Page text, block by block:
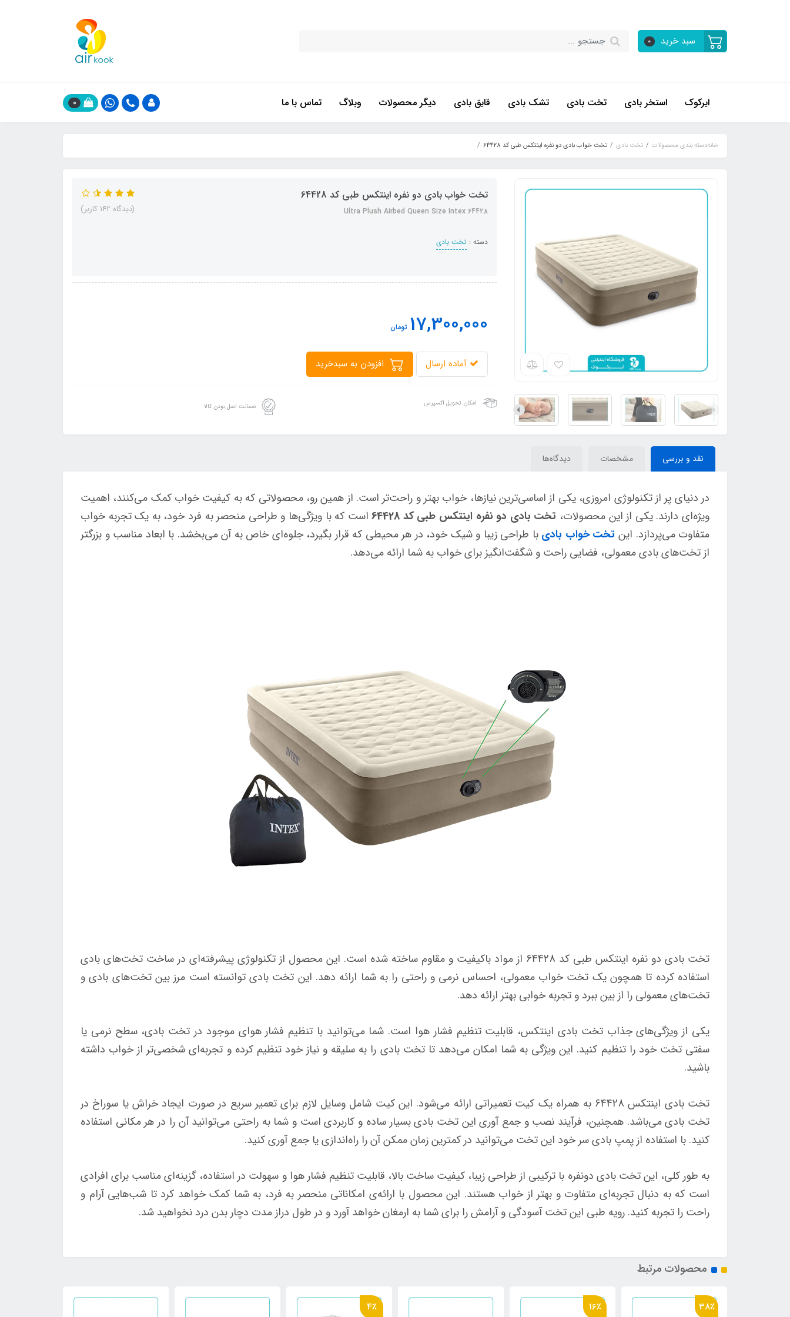
سبد خرید 0
ایرکوک استخر بادی تخت بادی تشک بادی قایق بادی دیگر محصولات وبلاگ تماس با ما 0
خانهدسته بندی محصولات تخت بادی تخت خواب بادی دو نفره اینتکس طبی کد 64428
تخت خواب بادی دو نفره اینتکس طبی کد 64428
Ultra Plush Airbed Queen Size Intex 64428
دسته : تخت بادی
(دیدگاه 142 کاربر)
17,300,000 تومان
آماده ارسال
امکان تحویل اکسپرس ضمانت اصل بودن کالا
نقد و بررسی مشخصات دیدگاه‌ها
در دنیای پر از تکنولوژی امروزی، یکی از اساسی‌ترین نیازها، خواب بهتر و راحت‌تر است. از همین رو، محصولاتی که به کیفیت خواب کمک می‌کنند، اهمیت
ویژه‌ای دارند. یکی از این محصولات، تخت بادی دو نفره اینتکس طبی کد 64428
است که با ویژگی‌ها و طراحی منحصر به فرد خود، به یک تجربه خواب
متفاوت می‌پردازد. این تخت خواب بادی با طراحی زیبا و شیک خود، در هر محیطی که قرار بگیرد، جلوه‌ای خاص به آن می‌بخشد. با ابعاد مناسب و بزرگتر
از تخت‌های بادی معمولی، فضایی راحت و شگفت‌انگیز برای خواب به شما ارائه می‌دهد.
تخت بادی دو نفره اینتکس طبی کد 64428 از مواد باکیفیت و مقاوم ساخته شده است. این محصول از تکنولوژی پیشرفته‌ای در ساخت تخت‌های بادی
استفاده کرده تا همچون یک تخت خواب معمولی، احساس نرمی و راحتی را به شما ارائه دهد. این تخت بادی توانسته است مرز بین تخت‌های بادی و
تخت‌های معمولی را از بین ببرد و تجربه خوابی بهتر ارائه دهد.
یکی از ویژگی‌های جذاب تخت بادی اینتکس، قابلیت تنظیم فشار هوا است. شما می‌توانید با تنظیم فشار هوای موجود در تخت بادی، سطح نرمی یا
سفتی تخت خود را تنظیم کنید. این ویژگی به شما امکان می‌دهد تا تخت بادی را به سلیقه و نیاز خود تنظیم کرده و تجربه‌ای شخصی‌تر از خواب داشته
باشید.
تخت بادی اینتکس 64428 به همراه یک کیت تعمیراتی ارائه می‌شود. این کیت شامل وسایل لازم برای تعمیر سریع در صورت ایجاد خراش یا سوراخ در
تخت بادی می‌باشد. همچنین، فرآیند نصب و جمع آوری این تخت بادی بسیار ساده و کاربردی است و شما به راحتی می‌توانید آن را در هر مکانی استفاده
کنید. با استفاده از پمپ بادی سر خود این تخت می‌توانید در کمترین زمان ممکن آن را راه‌اندازی یا جمع آوری کنید.
به طور کلی، این تخت بادی دونفره با ترکیبی از طراحی زیبا، کیفیت ساخت بالا، قابلیت تنظیم فشار هوا و سهولت در استفاده، گزینه‌ای مناسب برای افرادی
است که به دنبال تجربه‌ای متفاوت و بهتر از خواب هستند. این محصول با ارائه‌ی امکاناتی منحصر به فرد، به شما کمک خواهد کرد تا شب‌هایی آرام و
راحت را تجربه کنید. رویه طبی این تخت آسودگی و آرامش را برای شما به ارمغان خواهد آورد و در طول دراز مدت دچار بدن درد نخواهید شد.
محصولات مرتبط
38٪ 16٪ 4٪